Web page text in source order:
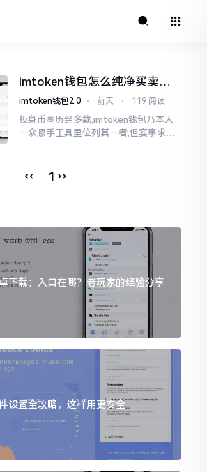
imtoken钱包怎么纯净买卖匹
配？老手告诉你门道
imtoken钱包2.0 ⋅ 前天 ⋅ 119 阅读
投身币圈历经多载,imtoken钱包乃本人
一众顺手工具里位列其一者,但实事求是
‹‹ 1 ››
下载：入口在哪？老玩家的经验分享
设置全攻略，这样用更安全